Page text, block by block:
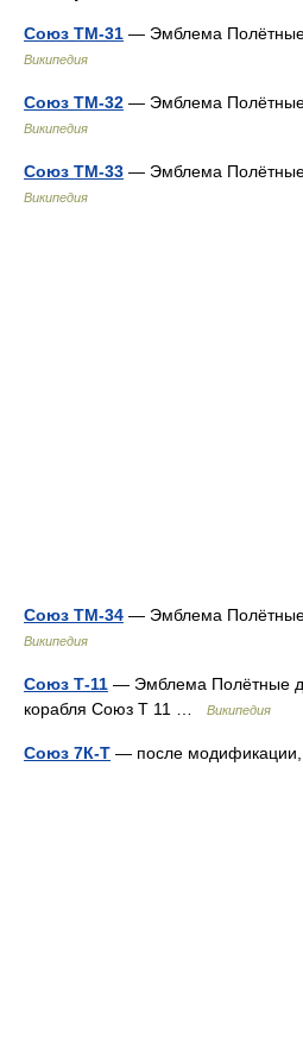
Союз ТМ-31 — Эмблема
Википедия
Союз ТМ-32 — Эмблема
Википедия
Союз ТМ-33 — Эмблема
Википедия
Союз ТМ-34 — Эмблема
Википедия
Союз Т-11 — Эмблема Полётные
корабля Союз Т 11 …
Википедия
Союз 7К-Т — после